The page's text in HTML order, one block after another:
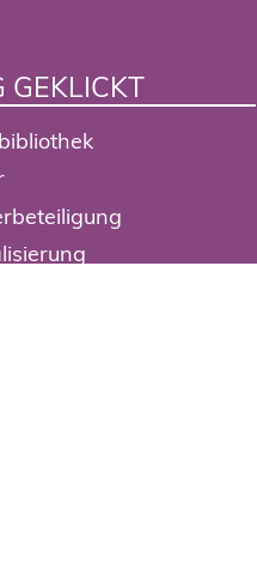
GEKLICKT